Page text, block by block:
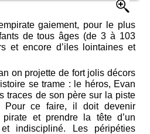
gaiement, pour le plus
de tous âges (de 3 à 103
et encore d’iles lointaines et
on projette de fort jolis décors
se trame : le héros, Evan
traces de son père sur la piste
Pour ce faire, il doit devenir
pirate et prendre la tête d’un
indiscipliné. Les péripéties